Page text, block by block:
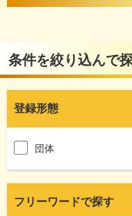
条件を絞り込んで
登録形態
団体
フリーワードで探す